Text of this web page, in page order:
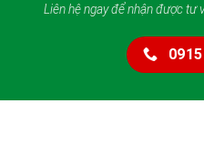
Liên hệ ngay để nhận được tư